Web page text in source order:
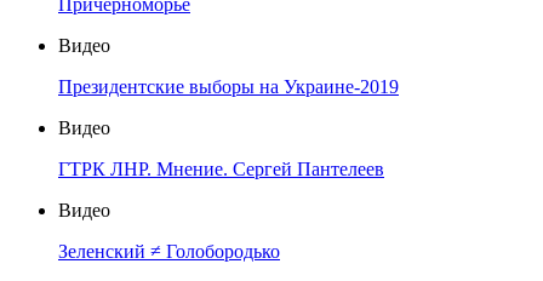
Причерноморье
Видео
Президентские выборы на Украине-2019
Видео
ГТРК ЛНР. Мнение. Сергей Пантелеев
Видео
Зеленский ≠ Голобородько